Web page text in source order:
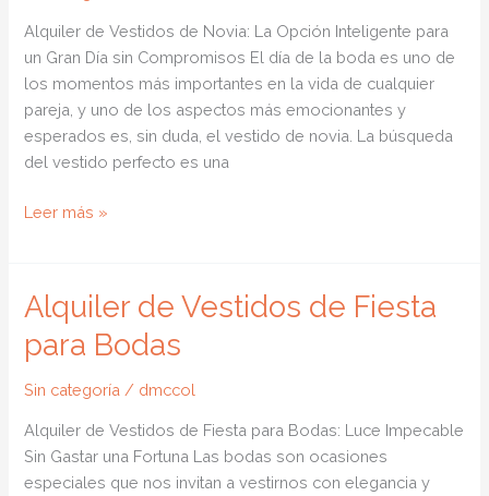
Alquiler de Vestidos de Novia: La Opción Inteligente para
un Gran Día sin Compromisos El día de la boda es uno de
los momentos más importantes en la vida de cualquier
pareja, y uno de los aspectos más emocionantes y
esperados es, sin duda, el vestido de novia. La búsqueda
del vestido perfecto es una
Alquiler
Novia
Leer más »
Alquiler de Vestidos de Fiesta
para Bodas
Sin categoría / dmccol
Alquiler de Vestidos de Fiesta para Bodas: Luce Impecable
Sin Gastar una Fortuna Las bodas son ocasiones
especiales que nos invitan a vestirnos con elegancia y